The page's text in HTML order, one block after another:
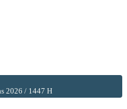
2026 / 1447 H